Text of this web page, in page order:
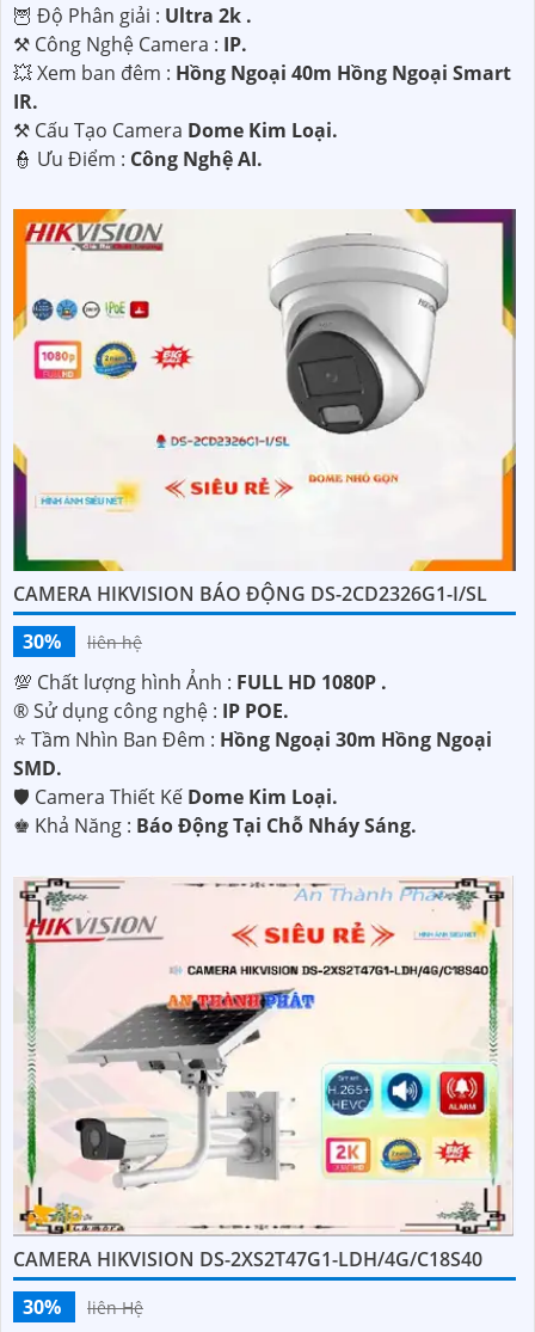
🦉 Độ Phân giải : Ultra 2k .
⚒ Công Nghệ Camera : IP.
💥 Xem ban đêm : Hồng Ngoại 40m Hồng Ngoại Smart
IR.
⚒ Cấu Tạo Camera Dome Kim Loại.
️👮 Ưu Điểm : Công Nghệ AI.
CAMERA HIKVISION BÁO ĐỘNG DS-2CD2326G1-I/SL
30%
liên hệ
💯 Chất lượng hình Ảnh : FULL HD 1080P .
®️ Sử dụng công nghệ : IP POE.
⭐ Tầm Nhìn Ban Đêm : Hồng Ngoại 30m Hồng Ngoại
SMD.
🛡 Camera Thiết Kế Dome Kim Loại.
️♚ Khả Năng : Báo Động Tại Chỗ Nháy Sáng.
CAMERA HIKVISION DS-2XS2T47G1-LDH/4G/C18S40
30%
liên Hệ